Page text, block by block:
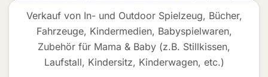
Verkauf von In- und Outdoor Spielzeug, Bücher,
Fahrzeuge, Kindermedien, Babyspielwaren,
Zubehör für Mama & Baby (z.B. Stillkissen,
Laufstall, Kindersitz, Kinderwagen, etc.)